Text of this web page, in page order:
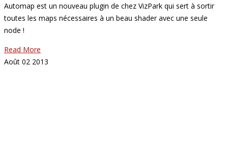
Automap est un nouveau plugin de chez VizPark qui sert à sortir
toutes les maps nécessaires à un beau shader avec une seule
node !
Read More
Août 02 2013